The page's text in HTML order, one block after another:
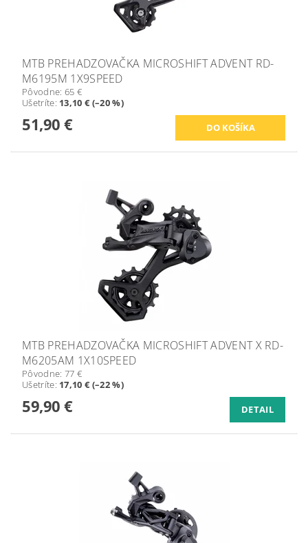
MTB PREHADZOVAČKA MICROSHIFT ADVENT RD-
M6195M 1X9SPEED
Pôvodne: 65 €
Ušetríte: 13,10 € (–20 %)
51,90 €
MTB PREHADZOVAČKA MICROSHIFT ADVENT X RD-
M6205AM 1X10SPEED
Pôvodne: 77 €
Ušetríte: 17,10 € (–22 %)
59,90 € DETAIL